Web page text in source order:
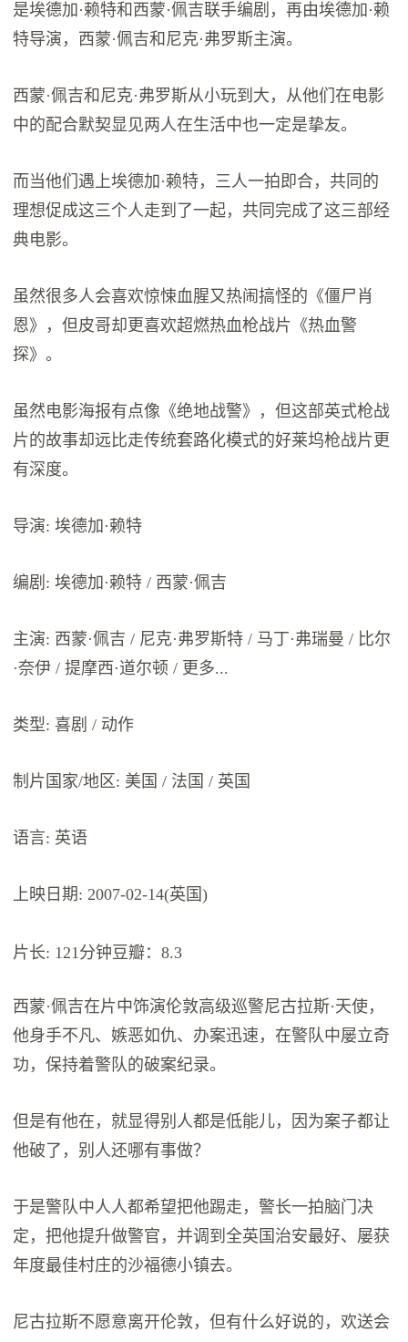
是埃德加·赖特和西蒙·佩吉联手编剧，再由埃德加·赖
特导演，西蒙·佩吉和尼克·弗罗斯主演。
西蒙·佩吉和尼克·弗罗斯从小玩到大，从他们在电影
中的配合默契显见两人在生活中也一定是挚友。
而当他们遇上埃德加·赖特，三人一拍即合，共同的
理想促成这三个人走到了一起，共同完成了这三部经
典电影。
虽然很多人会喜欢惊悚血腥又热闹搞怪的《僵尸肖
恩》，但皮哥却更喜欢超燃热血枪战片《热血警
探》。
虽然电影海报有点像《绝地战警》，但这部英式枪战
片的故事却远比走传统套路化模式的好莱坞枪战片更
有深度。
导演: 埃德加·赖特
编剧: 埃德加·赖特 / 西蒙·佩吉
主演: 西蒙·佩吉 / 尼克·弗罗斯特 / 马丁·弗瑞曼 / 比尔
·奈伊 / 提摩西·道尔顿 / 更多...
类型: 喜剧 / 动作
制片国家/地区: 美国 / 法国 / 英国
语言: 英语
上映日期: 2007-02-14(英国)
片长: 121分钟豆瓣：8.3
西蒙·佩吉在片中饰演伦敦高级巡警尼古拉斯·天使，
他身手不凡、嫉恶如仇、办案迅速，在警队中屡立奇
功，保持着警队的破案纪录。
但是有他在，就显得别人都是低能儿，因为案子都让
他破了，别人还哪有事做？
于是警队中人人都希望把他踢走，警长一拍脑门决
定，把他提升做警官，并调到全英国治安最好、屡获
年度最佳村庄的沙福德小镇去。
尼古拉斯不愿意离开伦敦，但有什么好说的，欢送会